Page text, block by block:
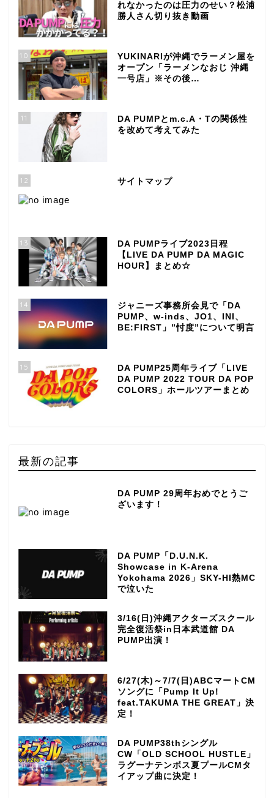
れなかったのは圧力のせい？松浦
勝人さん切り抜き動画
10
YUKINARIが沖縄でラーメン屋を
オープン「ラーメンなおじ 沖縄
一号店」※その後…
11
DA PUMPとm.c.A・Tの関係性
を改めて考えてみた
12 サイトマップ
13
DA PUMPライブ2023日程
【LIVE DA PUMP DA MAGIC
HOUR】まとめ☆
14
ジャニーズ事務所会見で「DA
PUMP、w-inds、JO1、INI、
BE:FIRST」”忖度”について明言
15
DA PUMP25周年ライブ「LIVE
DA PUMP 2022 TOUR DA POP
COLORS」ホールツアーまとめ
最新の記事
DA PUMP 29周年おめでとうご
ざいます！
DA PUMP「D.U.N.K.
Showcase in K-Arena
Yokohama 2026」SKY-HI熱MC
で泣いた
3/16(日)沖縄アクターズスクール
完全復活祭in日本武道館 DA
PUMP出演！
6/27(木)～7/7(日)ABCマートCM
ソングに「Pump It Up!
feat.TAKUMA THE GREAT」決
定！
DA PUMP38thシングル
CW「OLD SCHOOL HUSTLE」
ラグーナテンボス夏プールCMタ
イアップ曲に決定！